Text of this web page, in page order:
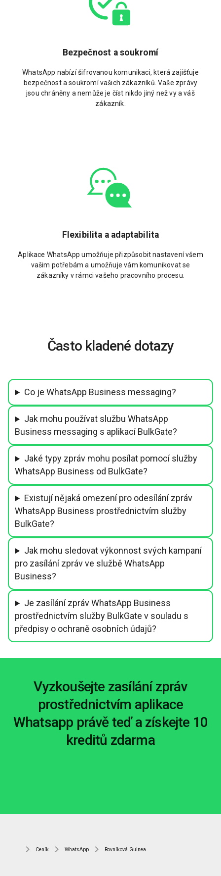
Bezpečnost a soukromí
WhatsApp nabízí šifrovanou komunikaci, která zajišťuje
bezpečnost a soukromí vašich zákazníků. Vaše zprávy
jsou chráněny a nemůže je číst nikdo jiný než vy a váš
zákazník.
Flexibilita a adaptabilita
Aplikace WhatsApp umožňuje přizpůsobit nastavení všem
vašim potřebám a umožňuje vám komunikovat se
zákazníky v rámci vašeho pracovního procesu.
Často kladené dotazy
Co je WhatsApp Business messaging?
Jak mohu používat službu WhatsApp
Business messaging s aplikací BulkGate?
Jaké typy zpráv mohu posílat pomocí služby
WhatsApp Business od BulkGate?
Existují nějaká omezení pro odesílání zpráv
WhatsApp Business prostřednictvím služby
BulkGate?
Jak mohu sledovat výkonnost svých kampaní
pro zasílání zpráv ve službě WhatsApp
Business?
Je zasílání zpráv WhatsApp Business
prostřednictvím služby BulkGate v souladu s
předpisy o ochraně osobních údajů?
Vyzkoušejte zasílání zpráv
prostřednictvím aplikace
Whatsapp právě teď a získejte 10
kreditů zdarma
Ceník WhatsApp Rovníková Guinea